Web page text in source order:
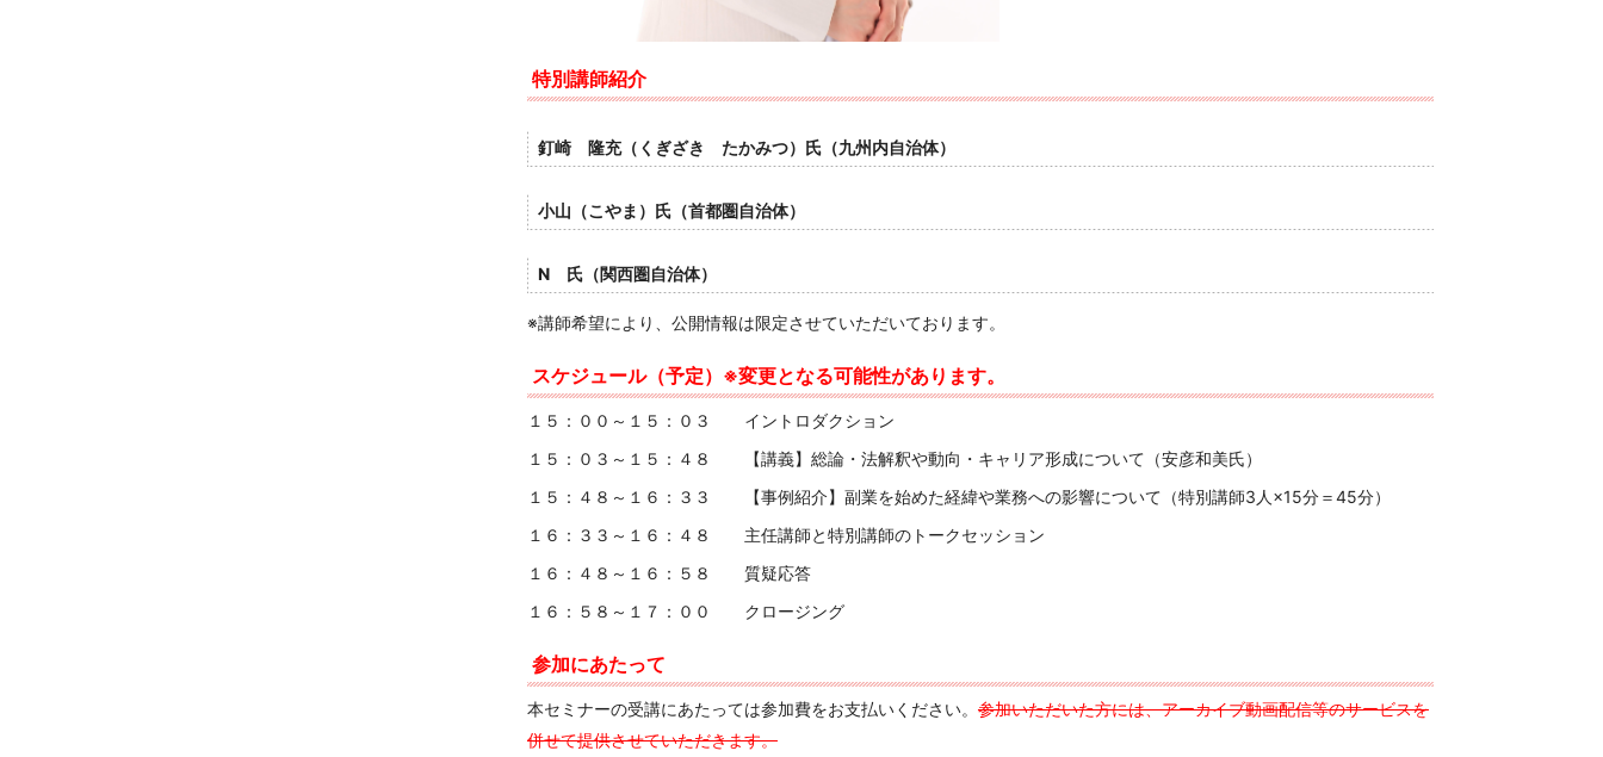
特別講師紹介
釘崎 隆充（くぎざき たかみつ）氏（九州内自治体）
小山（こやま）氏（首都圏自治体）
N 氏（関西圏自治体）
※講師希望により、公開情報は限定させていただいております。
スケジュール（予定）※変更となる可能性があります。
１５：００～１５：０３ イントロダクション
１５：０３～１５：４８ 【講義】総論・法解釈や動向・キャリア形成について（安彦和美氏）
１５：４８～１６：３３ 【事例紹介】副業を始めた経緯や業務への影響について（特別講師3 人×15分＝45分）
１６：３３～１６：４８ 主任講師と特別講師のトークセッション
１６：４８～１６：５８ 質疑応答
１６：５８～１７：００ クロージング
参加にあたって
本セミナーの受講にあたっては参加費をお支払いください。 参加いただいた方には、アーカイブ動画配信等のサービスを
併せて提供させていただきます。